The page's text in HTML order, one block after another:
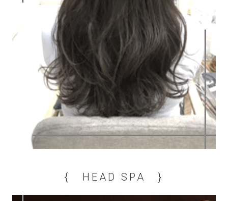
{ HEAD SPA }